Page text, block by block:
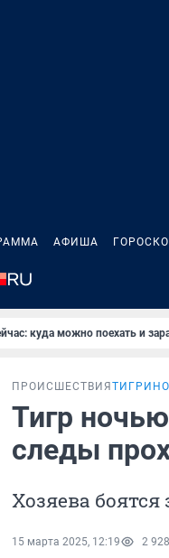
АФИША
куда можно поехать и
ПРОИСШЕСТВИЯ
Тигр
следы
Хозяева
15 марта 2025, 12:19 2 928